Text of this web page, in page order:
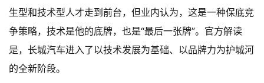
生型和技术型人才走到前台，但业内认为，这是一种保底竞
争策略，技术是他的底牌，也是“最后一张牌”。官方解读
是，长城汽车进入了以技术发展为基础、以品牌力为护城河
的全新阶段。